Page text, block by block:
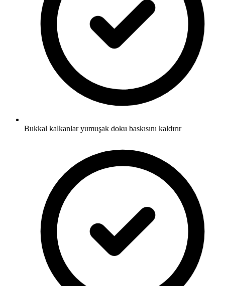
Bukkal kalkanlar yumuşak doku baskısını kaldırır